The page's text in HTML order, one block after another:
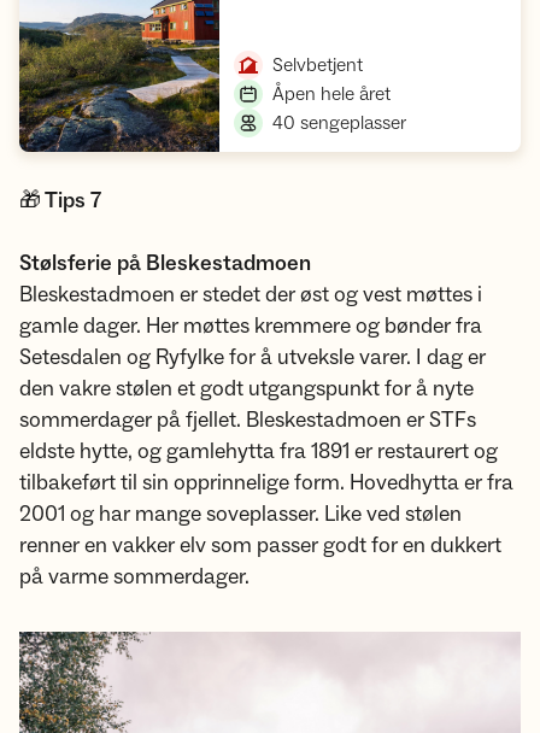
Selvbetjent,
Åpen hele året,
40 sengeplasser,
🎁 Tips 7
Stølsferie på Bleskestadmoen
Bleskestadmoen er stedet der øst og vest møttes i
gamle dager. Her møttes kremmere og bønder fra
Setesdalen og Ryfylke for å utveksle varer. I dag er
den vakre stølen et godt utgangspunkt for å nyte
sommerdager på fjellet. Bleskestadmoen er STFs
eldste hytte, og gamlehytta fra 1891 er restaurert og
tilbakeført til sin opprinnelige form. Hovedhytta er fra
2001 og har mange soveplasser. Like ved stølen
renner en vakker elv som passer godt for en dukkert
på varme sommerdager.